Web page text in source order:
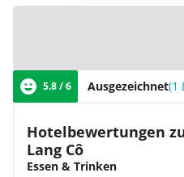
5.8 / 6 Ausgezeichnet(1
Hotelbewertungen
Lang Cô
Essen & Trinken